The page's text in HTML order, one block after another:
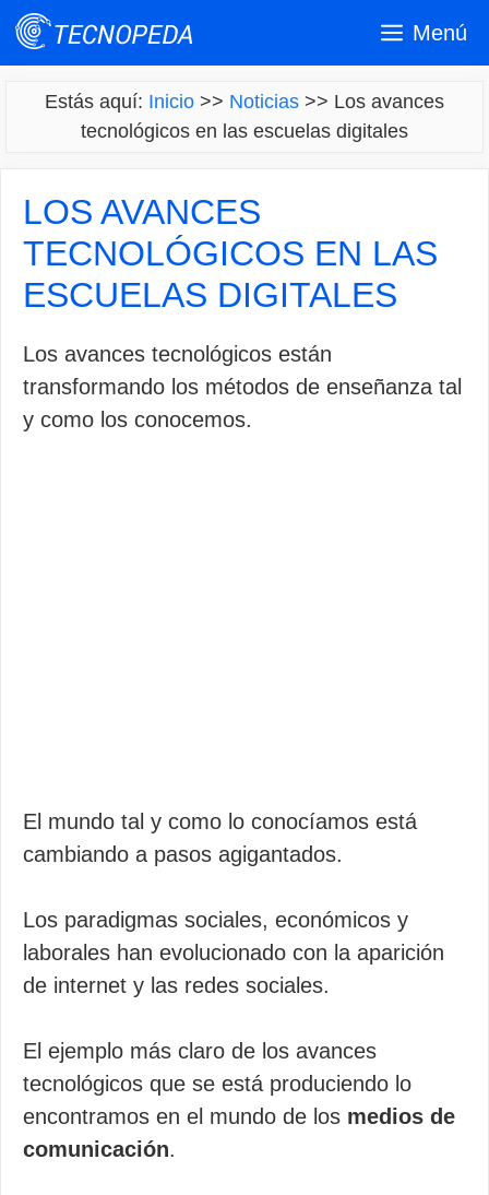
Saltar
Menú
Estás aquí: Inicio >> Noticias >> Los avances
tecnológicos en las escuelas digitales
LOS AVANCES
TECNOLÓGICOS EN LAS
ESCUELAS DIGITALES
Los avances tecnológicos están
transformando los métodos de enseñanza tal
y como los conocemos.
El mundo tal y como lo conocíamos está
cambiando a pasos agigantados.
Los paradigmas sociales, económicos y
laborales han evolucionado con la aparición
de internet y las redes sociales.
El ejemplo más claro de los avances
tecnológicos que se está produciendo lo
encontramos en el mundo de los medios de
comunicación.